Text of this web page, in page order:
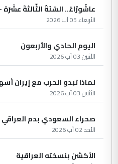
عاشُورْاءُ.. السّنَةُ الثّالثةَ
الأربعاء 05 آب 2026
اليوم الحادي والأربعون
الأثنين 03 آب 2026
لماذا تبدو الحرب مع إيران
الأثنين 03 آب 2026
صحراء السعودي بدم العراقي
الأحد 02 آب 2026
الأكشن بنسخته العراقية